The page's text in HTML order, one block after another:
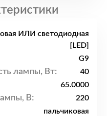
ИЛИ светодиодная
[LED]
G9
лампы, Вт: 40
65.0000
В: 220
пальчиковая